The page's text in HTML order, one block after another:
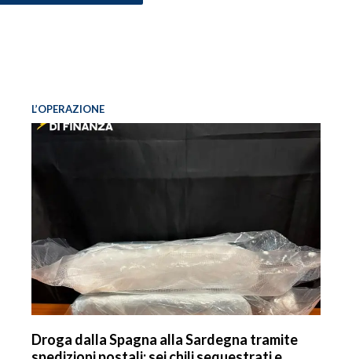
L’OPERAZIONE
Droga dalla Spagna alla Sardegna tramite